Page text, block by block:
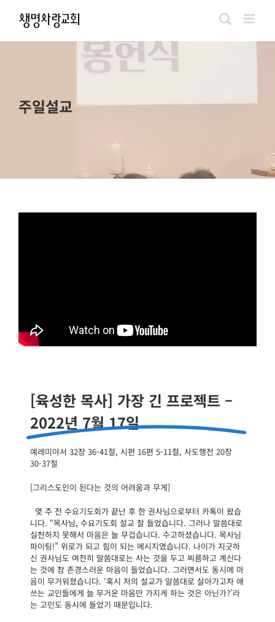
content
주일설교
[육성한 목사] 가장 긴 프로젝트 –
2022년 7월 17일
예레미야서 32장 36-41절, 시편 16편 5-11절, 사도행전 20장
30-37절
[그리스도인이 된다는 것의 어려움과 무게]
몇 주 전 수요기도회가 끝난 후 한 권사님으로부터 카톡이 왔습
니다. “목사님, 수요기도회 설교 잘 들었습니다. 그러나 말씀대로
실천하지 못해서 마음은 늘 무겁습니다. 수고하셨습니다. 목사님
파이팅!” 위로가 되고 힘이 되는 메시지였습니다. 나이가 지긋하
신 권사님도 여전히 말씀대로는 사는 것을 두고 씨름하고 계신다
는 것에 참 존경스러운 마음이 들었습니다. 그러면서도 동시에 마
음이 무거워졌습니다. ‘혹시 저의 설교가 말씀대로 살아가고자 애
쓰는 교인들에게 늘 무거운 마음만 가지게 하는 것은 아닌가?’라
는 고민도 동시에 들었기 때문입니다.